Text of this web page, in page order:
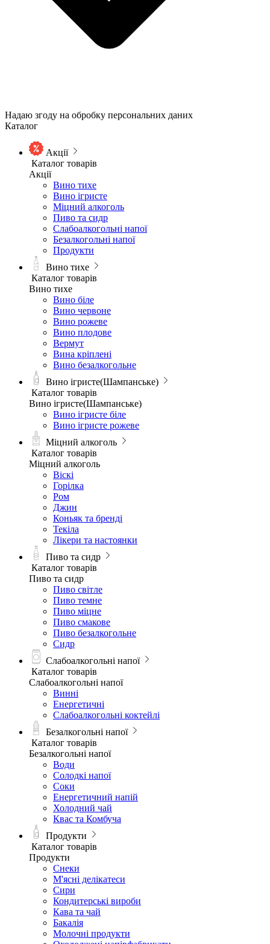
Надаю згоду на обробку персональних даних
Каталог
Акції
Каталог товарів
Акції
Вино тихе
Вино ігристе
Міцний алкоголь
Пиво та сидр
Слабоалкогольні напої
Безалкогольні напої
Продукти
Вино тихе
Каталог товарів
Вино тихе
Вино біле
Вино червоне
Вино рожеве
Вино плодове
Вермут
Вина кріплені
Вино безалкогольне
Вино ігристе(Шампанське)
Каталог товарів
Вино ігристе(Шампанське)
Вино ігристе біле
Вино ігристе рожеве
Міцний алкоголь
Каталог товарів
Міцний алкоголь
Віскі
Горілка
Ром
Джин
Коньяк та бренді
Текіла
Лікери та настоянки
Пиво та сидр
Каталог товарів
Пиво та сидр
Пиво світле
Пиво темне
Пиво міцне
Пиво смакове
Пиво безалкогольне
Сидр
Слабоалкогольні напої
Каталог товарів
Слабоалкогольні напої
Винні
Енергетичні
Слабоалкогольні коктейлі
Безалкогольні напої
Каталог товарів
Безалкогольні напої
Води
Солодкі напої
Соки
Енергетичний напій
Холодний чай
Квас та Комбуча
Продукти
Каталог товарів
Продукти
Снеки
М'ясні делікатеси
Сири
Кондитерські вироби
Кава та чай
Бакалія
Молочні продукти